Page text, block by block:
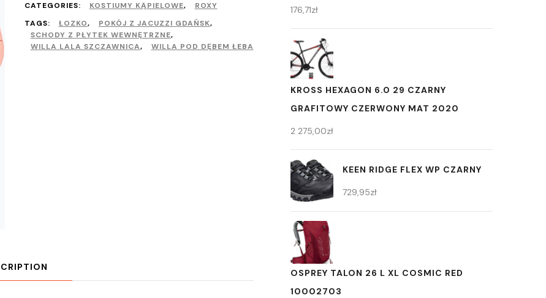
CATEGORIES:
KOSTIUMY KĄPIELOWE,
ROXY
TAGS:
ŁOZKO, POKÓJ Z JACUZZI GDAŃSK,
SCHODY Z PŁYTEK WEWNĘTRZNE,
WILLA LALA SZCZAWNICA, WILLA POD DĘBEM ŁEBA
176,71zł
KROSS HEXAGON 6.0 29 CZARNY
GRAFITOWY CZERWONY MAT 2020
2 275,00zł
KEEN RIDGE FLEX WP CZARNY
729,95zł
OSPREY TALON 26 L XL COSMIC RED
10002703